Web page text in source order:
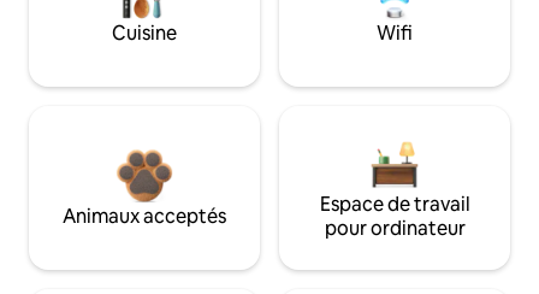
Cuisine Wifi
Animaux acceptés
Espace de travail
pour ordinateur